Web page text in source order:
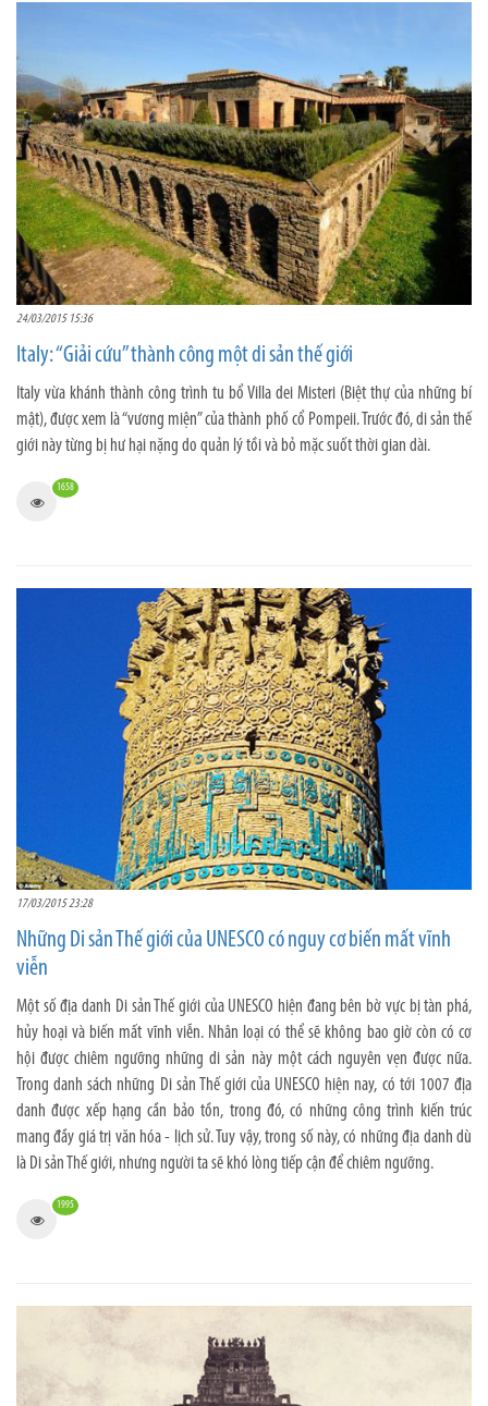
24/03/2015 15:36
Italy: “Giải cứu” thành công một di sản thế giới
Italy vừa khánh thành công trình tu bổ Villa dei Misteri (Biệt thự của những bí
mật), được xem là “vương miện” của thành phố cổ Pompeii. Trước đó, di sản thế
giới này từng bị hư hại nặng do quản lý tồi và bỏ mặc suốt thời gian dài.
1658
17/03/2015 23:28
Những Di sản Thế giới của UNESCO có nguy cơ biến mất vĩnh
viễn
Một số địa danh Di sản Thế giới của UNESCO hiện đang bên bờ vực bị tàn phá,
hủy hoại và biến mất vĩnh viễn. Nhân loại có thể sẽ không bao giờ còn có cơ
hội được chiêm ngưỡng những di sản này một cách nguyên vẹn được nữa.
Trong danh sách những Di sản Thế giới của UNESCO hiện nay, có tới 1007 địa
danh được xếp hạng cần bảo tồn, trong đó, có những công trình kiến trúc
mang đầy giá trị văn hóa - lịch sử. Tuy vậy, trong số này, có những địa danh dù
là Di sản Thế giới, nhưng người ta sẽ khó lòng tiếp cận để chiêm ngưỡng.
1995